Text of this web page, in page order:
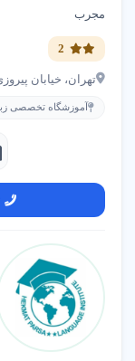
مجرب
تهران، خیابان
آموزشگاه تخصصی